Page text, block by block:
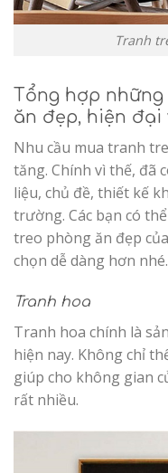
Tranh
Tổng hợp
ăn đẹp, hiện
Nhu cầu mua tranh
tăng. Chính vì thế, đã
liệu, chủ đề, thiết kế
trường. Các bạn có
treo phòng ăn đẹp
chọn dễ dàng hơn nhé.
Tranh hoa
Tranh hoa chính là
hiện nay. Không chỉ
giúp cho không gian
rất nhiều.